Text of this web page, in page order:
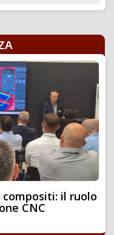
il ruolo
CNC